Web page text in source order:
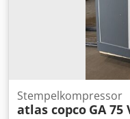
Stempelkompressor
atlas copco GA 75